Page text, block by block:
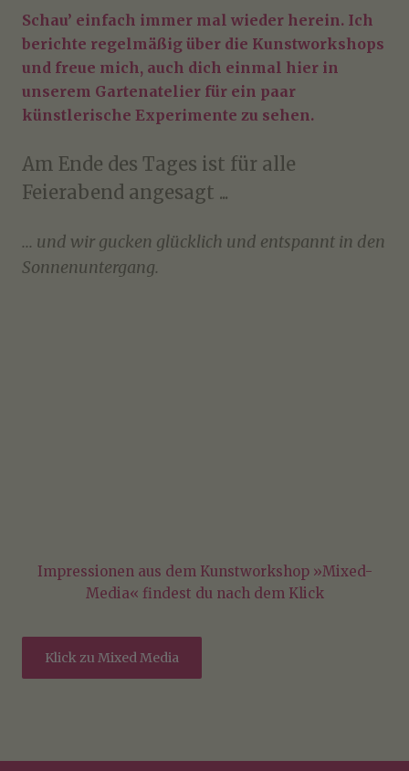
Schau’ einfach immer mal wieder herein. Ich
berichte regelmäßig über die Kunstworkshops
und freue mich, auch dich einmal hier in
unserem Gartenatelier für ein paar
künstlerische Experimente zu sehen.
Am Ende des Tages ist für alle
Feierabend angesagt ...
... und wir gucken glücklich und entspannt in den
Sonnenuntergang.
Impressionen aus dem Kunstworkshop »Mixed-
Media« findest du nach dem Klick
Klick zu Mixed Media